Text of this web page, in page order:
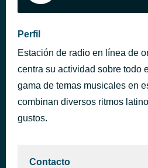
Perfil
Estación de radio en línea de
centra su actividad sobre todo
gama de temas musicales en
combinan diversos ritmos
gustos.
Contacto